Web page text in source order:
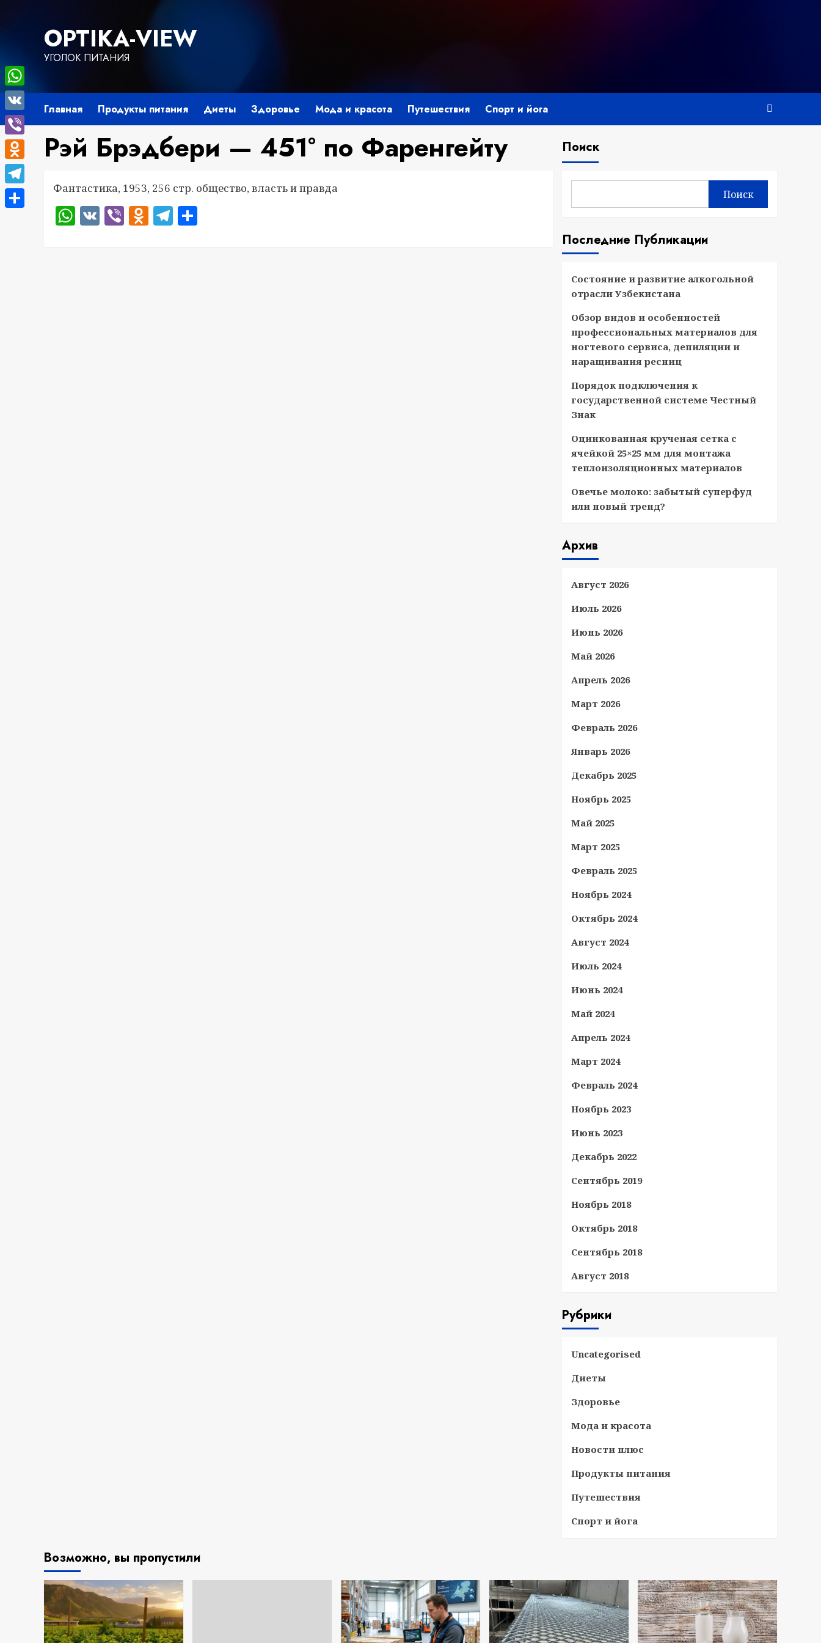
содержимомуOPTIKA-VIEW
УГОЛОК ПИТАНИЯ
Главная Продукты питания Диеты Здоровье Мода и красота Путешествия Спорт и йога
Рэй Брэдбери — 451° по Фаренгейту
Фантастика, 1953, 256 стр. общество, власть и правда
WhatsApp
VKViberOdnoklassniki
Telegram
Поиск
Поиск
Последние Публикации
Состояние и развитие алкогольной
отрасли Узбекистана
Обзор видов и особенностей
профессиональных материалов для
ногтевого сервиса, депиляции и
наращивания ресниц
Порядок подключения к
государственной системе Честный
Знак
Оцинкованная крученая сетка с
ячейкой 25×25 мм для монтажа
теплоизоляционных материалов
Овечье молоко: забытый суперфуд
или новый тренд?
Архив
Август 2026
Июль 2026
Июнь 2026
Май 2026
Апрель 2026
Март 2026
Февраль 2026
Январь 2026
Декабрь 2025
Ноябрь 2025
Май 2025
Март 2025
Февраль 2025
Ноябрь 2024
Октябрь 2024
Август 2024
Июль 2024
Июнь 2024
Май 2024
Апрель 2024
Март 2024
Февраль 2024
Ноябрь 2023
Июнь 2023
Декабрь 2022
Сентябрь 2019
Ноябрь 2018
Октябрь 2018
Сентябрь 2018
Август 2018
Рубрики
Uncategorised
Диеты
Здоровье
Мода и красота
Новости плюс
Продукты питания
Путешествия
Спорт и йога
Возможно, вы пропустили
WhatsApp
VK
Viber
Odnoklassniki
Telegram
Отправить